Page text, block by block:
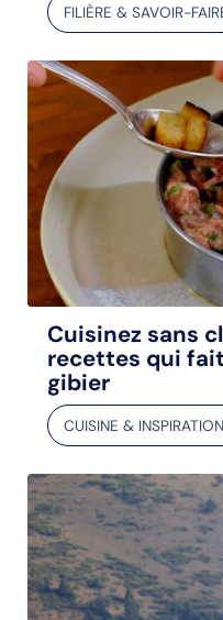
FILIÈRE & SAVOIR-
Cuisinez sans
recettes qui
gibier
CUISINE &